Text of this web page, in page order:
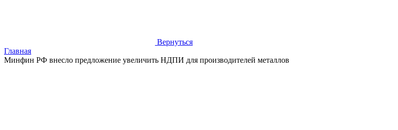
Вернуться
Главная
Минфин РФ внесло предложение увеличить НДПИ для производителей металлов